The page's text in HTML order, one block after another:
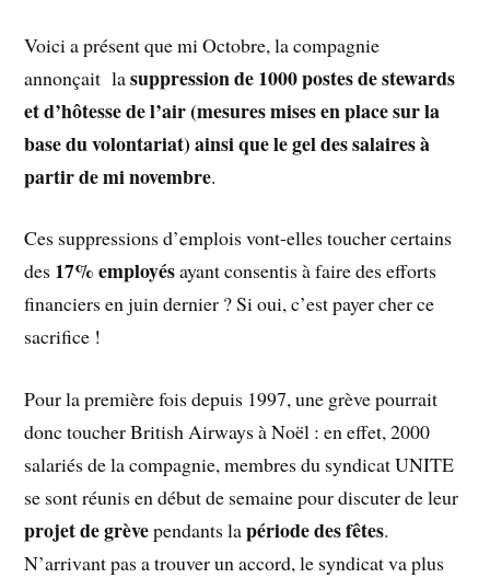
Voici a présent que mi Octobre, la compagnie
annonçait lasuppression de 1000 postes de stewards
et d’hôtesse de l’air (mesures mises en place sur la
base du volontariat) ainsi que le gel des salaires à
partir de mi novembre.
Ces suppressions d’emplois vont-elles toucher certains
des 17% employésayant consentis à faire des efforts
financiers en juin dernier ? Si oui, c’est payer cher ce
sacrifice !
Pour la première fois depuis 1997, une grève pourrait
donc toucher British Airways à Noël : en effet, 2000
salariés de la compagnie, membres du syndicat UNITE
se sont réunis en début de semaine pour discuter de leur
projet de grèvependants lapériode des fêtes.
N’arrivant pas a trouver un accord, le syndicat va plus